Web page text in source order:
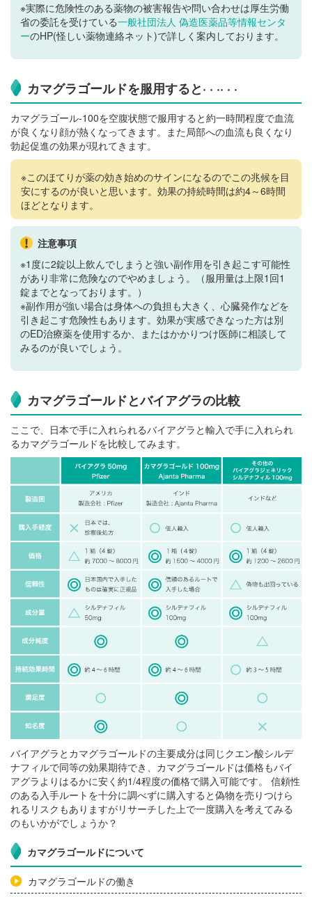
※実際に危険性のある薬物の被害報告や問い合わせは厚生労働
省の委託を受けている一般社団法人 偽造医薬品等情報センタ
ーのHP(怪しい薬物連絡ネット)で詳しく案内しております。
カマグラゴールドを服用すると· · ·· · ·
カマグラゴール-100を空腹状態で服用すると約一時間程度で血流
が良くなり顔が熱くなってきます。また局部への血流も良くなり
勃起促進の効果が現れてきます。
※このほてりが薬の効き始めのサインになるのでこの兆候を目
安にするのが良いと思います。効果の持続時間は約4～6時間
ほどとなります。
注意事項
※1度に2錠以上飲んでしまうと強い副作用を引き起こす可能性
があり非常に危険なのでやめましょう。（服用量は上限1回1
錠までとなっております。）
※副作用が強い場合は身体への負担も大きく、心臓発作などを
引き起こす危険性もあります。効果が実感できなった方は別
のED治療薬を使用するか、またはかかりつけ医師に相談して
みるのが良いでしょう。
カマグラゴールドとバイアグラの比較
ここで、日本で手に入れられるバイアグラと輸入で手に入れられ
るカマグラゴールドを比較してみます。
バイアグラとカマグラゴールドの主要成分は同じクエン酸シルデ
ナフィルで同等の効果期待でき、カマグラゴールドは価格もバイ
アグラよりはるかに安く約1/4程度の価格で購入可能です。 信頼性
のある入手ルートを十分に調べずに購入すると偽物を売りつけら
れるリスクもありますがリサーチした上で一度購入を考えてみる
のもいかがでしょうか？
カマグラゴールドについて
カマグラゴールドの働き